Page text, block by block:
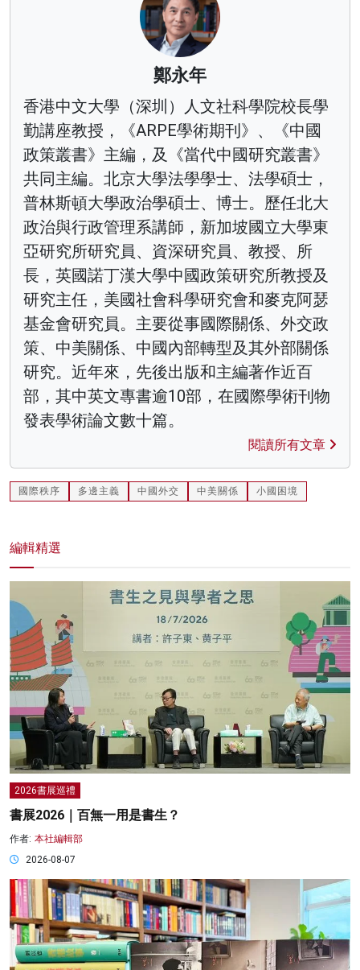
鄭永年
香港中文大學（深圳）人文社科學院校長學
勤講座教授，《ARPE學術期刊》、《中國
政策叢書》主編，及《當代中國研究叢書》
共同主編。北京大學法學學士、法學碩士，
普林斯頓大學政治學碩士、博士。歷任北大
政治與行政管理系講師，新加坡國立大學東
亞研究所研究員、資深研究員、教授、所
長，英國諾丁漢大學中國政策研究所教授及
研究主任，美國社會科學研究會和麥克阿瑟
基金會研究員。主要從事國際關係、外交政
策、中美關係、中國內部轉型及其外部關係
研究。近年來，先後出版和主編著作近百
部，其中英文專書逾10部，在國際學術刊物
發表學術論文數十篇。
閱讀所有文章
國際秩序 多邊主義 中國外交 中美關係 小國困境
編輯精選
2026書展巡禮
書展2026｜百無一用是書生？
作者: 本社編輯部
2026-08-07